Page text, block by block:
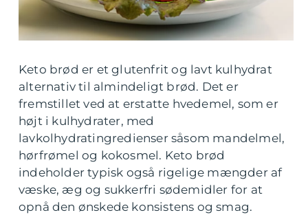
Keto brød er et glutenfrit og lavt kulhydrat
alternativ til almindeligt brød. Det er
fremstillet ved at erstatte hvedemel, som er
højt i kulhydrater, med
lavkolhydratingredienser såsom mandelmel,
hørfrømel og kokosmel. Keto brød
indeholder typisk også rigelige mængder af
væske, æg og sukkerfri sødemidler for at
opnå den ønskede konsistens og smag.